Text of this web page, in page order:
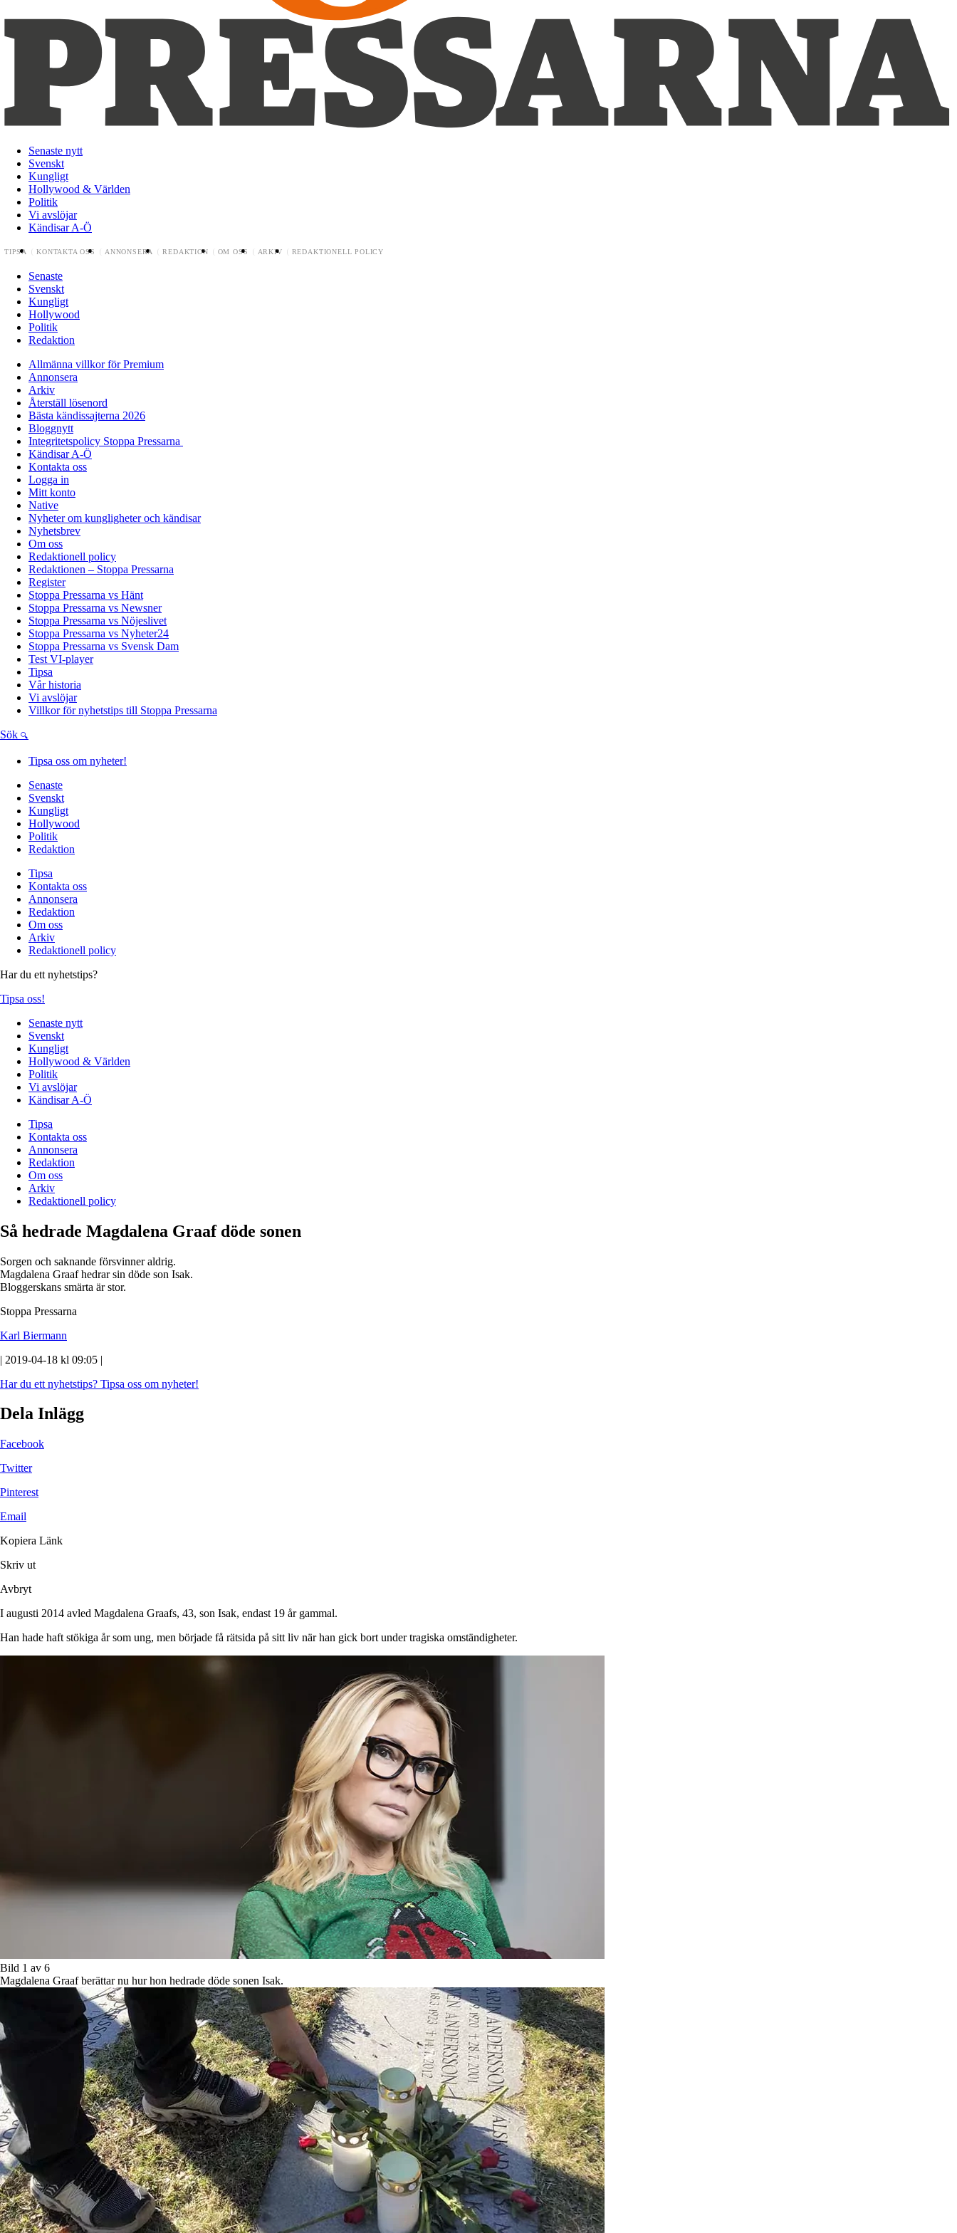
Senaste nytt
Svenskt
Kungligt
Hollywood & Världen
Politik
Vi avslöjar
Kändisar A-Ö
TIPSA KONTAKTA OSS ANNONSERA REDAKTION OM OSS ARKIV REDAKTIONELL POLICY
Senaste
Svenskt
Kungligt
Hollywood
Politik
Redaktion
Allmänna villkor för Premium
Annonsera
Arkiv
Återställ lösenord
Bästa kändissajterna 2026
Bloggnytt
Integritetspolicy Stoppa Pressarna
Kändisar A-Ö
Kontakta oss
Logga in
Mitt konto
Native
Nyheter om kungligheter och kändisar
Nyhetsbrev
Om oss
Redaktionell policy
Redaktionen – Stoppa Pressarna
Register
Stoppa Pressarna vs Hänt
Stoppa Pressarna vs Newsner
Stoppa Pressarna vs Nöjeslivet
Stoppa Pressarna vs Nyheter24
Stoppa Pressarna vs Svensk Dam
Test VI-player
Tipsa
Vår historia
Vi avslöjar
Villkor för nyhetstips till Stoppa Pressarna
Sök
Tipsa oss om nyheter!
Senaste
Svenskt
Kungligt
Hollywood
Politik
Redaktion
Tipsa
Kontakta oss
Annonsera
Redaktion
Om oss
Arkiv
Redaktionell policy
Har du ett nyhetstips?
Tipsa oss!
Senaste nytt
Svenskt
Kungligt
Hollywood & Världen
Politik
Vi avslöjar
Kändisar A-Ö
Tipsa
Kontakta oss
Annonsera
Redaktion
Om oss
Arkiv
Redaktionell policy
Så hedrade Magdalena Graaf döde sonen
Sorgen och saknande försvinner aldrig.
Magdalena Graaf hedrar sin döde son Isak.
Bloggerskans smärta är stor.
Stoppa Pressarna
Karl Biermann
| 2019-04-18 kl 09:05 |
Har du ett nyhetstips? Tipsa oss om nyheter!
Dela Inlägg
Facebook
Twitter
Pinterest
Email
Kopiera Länk
Skriv ut
Avbryt
I augusti 2014 avled Magdalena Graafs, 43, son Isak, endast 19 år gammal.
Han hade haft stökiga år som ung, men började få rätsida på sitt liv när han gick bort under tragiska omständigheter.
Bild 1 av 6
Magdalena Graaf berättar nu hur hon hedrade döde sonen Isak.